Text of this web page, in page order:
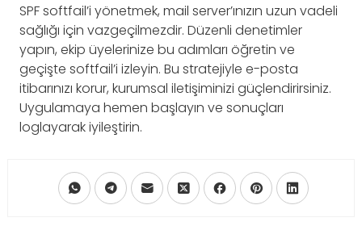
SPF softfail’i yönetmek, mail server’ınızın uzun vadeli
sağlığı için vazgeçilmezdir. Düzenli denetimler
yapın, ekip üyelerinize bu adımları öğretin ve
geçişte softfail’i izleyin. Bu stratejiyle e-posta
itibarınızı korur, kurumsal iletişiminizi güçlendirirsiniz.
Uygulamaya hemen başlayın ve sonuçları
loglayarak iyileştirin.